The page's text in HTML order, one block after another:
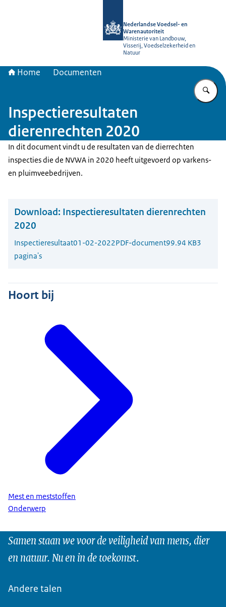
Nederlandse Voedsel- en
Warenautoriteit
Ministerie van Landbouw,
Visserij, Voedselzekerheid en
Natuur
Home Documenten
Inspectieresultaten
dierenrechten 2020
In dit document vindt u de resultaten van de dierrechten
inspecties die de NVWA in 2020 heeft uitgevoerd op varkens-
en pluimveebedrijven.
Download: Inspectieresultaten dierenrechten
2020
Inspectieresultaat01-02-2022PDF-document99.94 KB3
pagina's
Hoort bij
Mest en meststoffen
Onderwerp
Samen staan we voor de veiligheid van mens, dier
en natuur. Nu en in de toekomst.
Andere talen